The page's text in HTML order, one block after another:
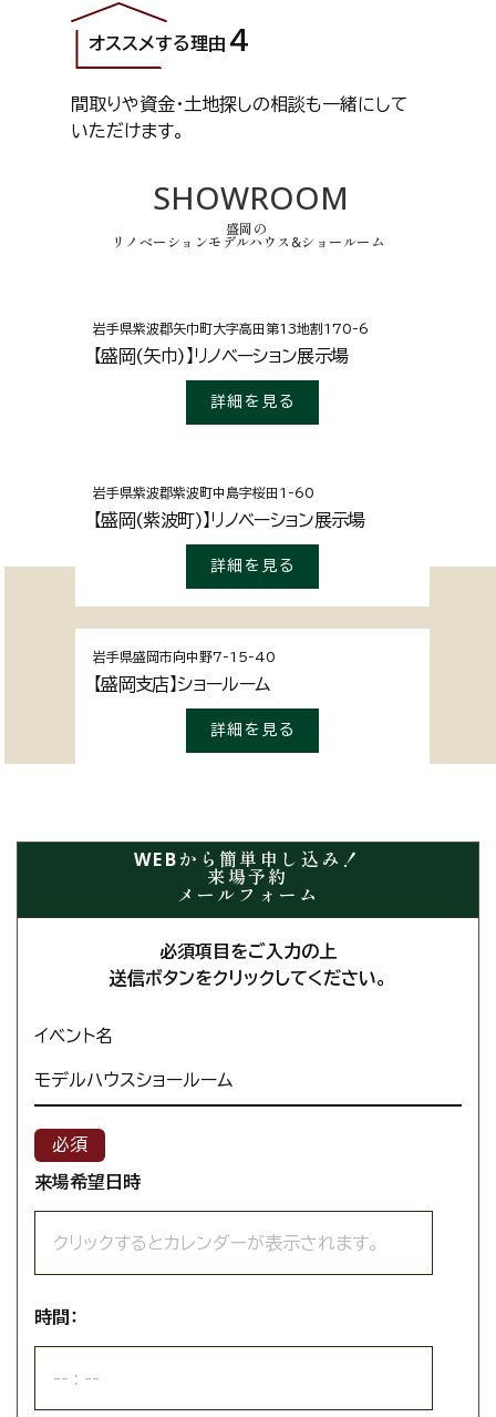
オススメする理由
間取りや資金・土地探しの相談も一緒にして
いただけます。
SHOWROOM
盛岡の
リノベーションモデルハウス&ショールーム
岩手県紫波郡矢巾町大字高田第13地割170-6
【盛岡(矢巾)】リノベーション展示場
詳細を見る
岩手県紫波郡紫波町中島字桜田1-60
【盛岡(紫波町)】リノベーション展示場
詳細を見る
岩手県盛岡市向中野7-15-40
【盛岡支店】ショールーム
詳細を見る
WEBから簡単申し込み！
来場予約
メールフォーム
必須項目をご入力の上
送信ボタンをクリックしてください。
イベント名
モデルハウスショールーム
来場希望日時
時間：